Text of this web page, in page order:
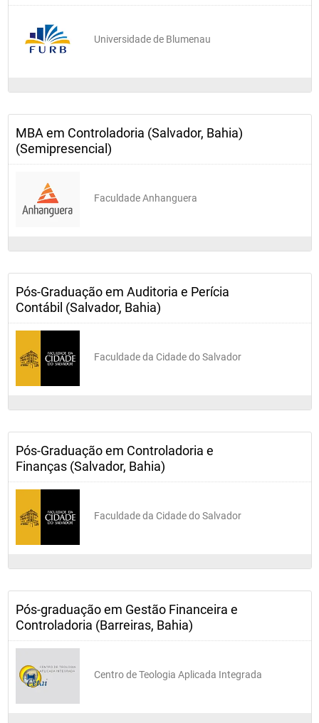
Universidade de Blumenau
MBA em Controladoria (Salvador, Bahia)
(Semipresencial)
Faculdade Anhanguera
Pós-Graduação em Auditoria e Perícia
Contábil (Salvador, Bahia)
Faculdade da Cidade do Salvador
Pós-Graduação em Controladoria e
Finanças (Salvador, Bahia)
Faculdade da Cidade do Salvador
Pós-graduação em Gestão Financeira e
Controladoria (Barreiras, Bahia)
Centro de Teologia Aplicada Integrada